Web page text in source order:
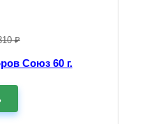
₽
Союз 60 г.